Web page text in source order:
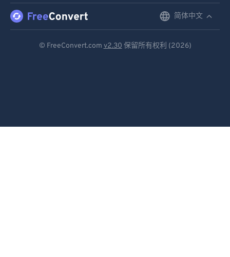
简体中文
© FreeConvert.com v2.30 保留所有权利 (2026)